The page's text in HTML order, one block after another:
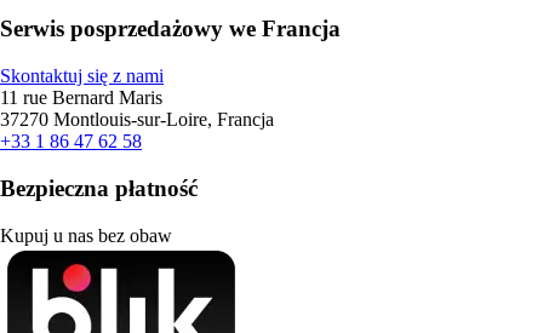
Serwis posprzedażowy we Francja
Skontaktuj się z nami
11 rue Bernard Maris
37270 Montlouis-sur-Loire, Francja
+33 1 86 47 62 58
Bezpieczna płatność
Kupuj u nas bez obaw